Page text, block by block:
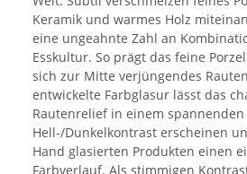
Keramik und warmes Holz
eine ungeahnte Zahl an
Esskultur. So prägt das feine
sich zur Mitte verjüngendes
entwickelte Farbglasur lässt das
Rautenrelief in einem spannenden
Hell-/Dunkelkontrast erscheinen
Hand glasierten Produkten einen
Farbverlauf. Als stimmigen